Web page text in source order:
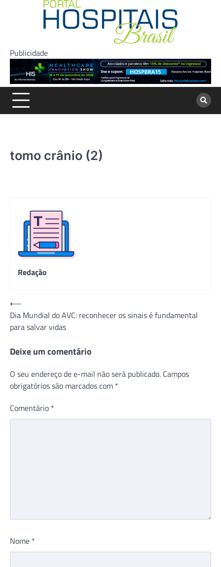
Publicidade
tomo crânio (2)
Redação
Navegação
de
Post
⟵
Dia Mundial do AVC: reconhecer os sinais é fundamental
para salvar vidas
Deixe um comentário
O seu endereço de e-mail não será publicado. Campos
obrigatórios são marcados com *
Comentário *
Nome *